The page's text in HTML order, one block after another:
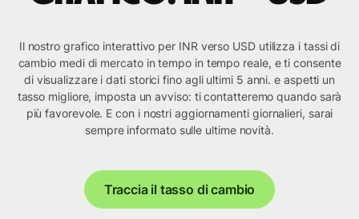
Il nostro grafico interattivo per INR verso USD utilizza i tassi di
cambio medi di mercato in tempo in tempo reale, e ti consente
di visualizzare i dati storici fino agli ultimi 5 anni. e aspetti un
tasso migliore, imposta un avviso: ti contatteremo quando sarà
più favorevole. E con i nostri aggiornamenti giornalieri, sarai
sempre informato sulle ultime novità.
Traccia il tasso di cambio